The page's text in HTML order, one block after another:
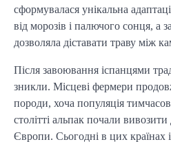
сформувалася унікальна
від морозів і палючого сонця, а
дозволяла діставати траву між
Після завоювання іспанцями
зникли. Місцеві фермери
породи, хоча популяція
столітті альпак почали
Європи. Сьогодні в цих країнах